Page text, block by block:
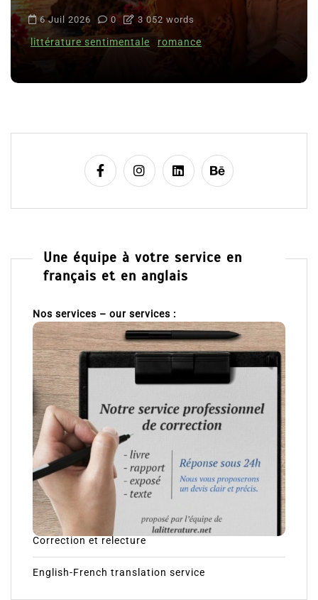
6 Juil 2026 0 3 052 words
littérature sentimentale romance
Une équipe à votre service en
français et en anglais
Nos services – our services :
Correction et relecture
English-French translation service